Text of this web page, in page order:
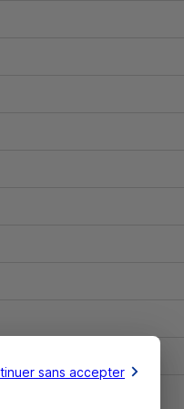
sans accepter